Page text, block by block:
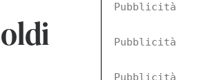
Pubblicità
Pubblicità
Pubblicità